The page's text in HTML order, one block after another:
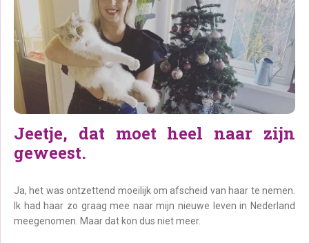
Jeetje, dat moet heel naar zijn
geweest.
Ja, het was ontzettend moeilijk om afscheid van haar te nemen.
Ik had haar zo graag mee naar mijn nieuwe leven in Nederland
meegenomen. Maar dat kon dus niet meer.